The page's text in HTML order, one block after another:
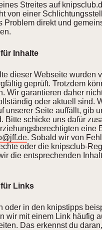
Streites auf
von einer
Problem direkt und
Inhalte
dieser Webseite wurden
geprüft. Trotzdem
Wir garantieren daher
oder aktuell sind.
unserer Seite auffällt, gib
Bitte schicke uns dafür
eine
. Sobald wir von
oder die knipsclub-
die entsprechenden
Links
oder in den knipstipps
wir mit einem Link häufig
Das erkennst du